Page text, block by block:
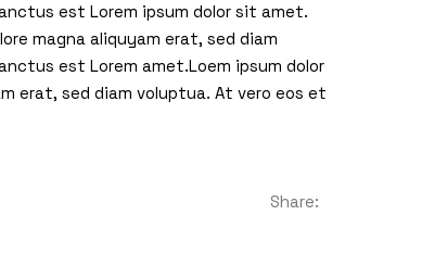
est Lorem ipsum dolor sit amet.
magna aliquyam erat, sed diam
est Lorem amet.Loem ipsum dolor
erat, sed diam voluptua. At vero eos et
Share: